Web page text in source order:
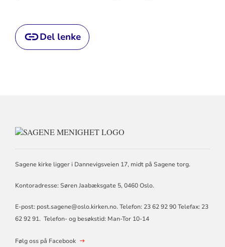
Del lenke
KONTAKTINFORMASJON
Sagene kirke ligger i Dannevigsveien 17, midt på Sagene torg.
Kontoradresse: Søren Jaabæksgate 5, 0460 Oslo.
E-post: post.sagene@oslo.kirken.no. Telefon: 23 62 92 90 Telefax: 23
62 92 91. Telefon- og besøkstid: Man-Tor 10-14
Følg oss på Facebook